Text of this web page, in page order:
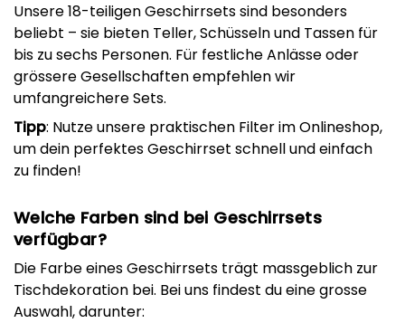
Unsere 18-teiligen Geschirrsets sind besonders
beliebt – sie bieten Teller, Schüsseln und Tassen für
bis zu sechs Personen. Für festliche Anlässe oder
grössere Gesellschaften empfehlen wir
umfangreichere Sets.
Tipp: Nutze unsere praktischen Filter im Onlineshop,
um dein perfektes Geschirrset schnell und einfach
zu finden!
Welche Farben sind bei Geschirrsets
verfügbar?
Die Farbe eines Geschirrsets trägt massgeblich zur
Tischdekoration bei. Bei uns findest du eine grosse
Auswahl, darunter: